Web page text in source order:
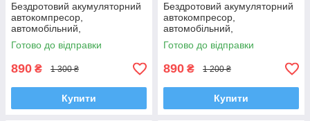
Бездротовий акумуляторний
автокомпресор,
автомобільний,
велосипедний насос CZK-
006
Готово до відправки
890 ₴ 1 300 ₴
Купити
Бездротовий акумуляторний
автокомпресор,
автомобільний,
велосипедний насос CZK-
3668
Готово до відправки
890 ₴ 1 200 ₴
Купити